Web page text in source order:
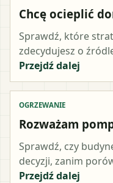
Chcę ocieplić
Sprawdź, które
zdecydujesz o
Przejdź dalej
OGRZEWANIE
Rozważam
Sprawdź, czy
decyzji, zanim
Przejdź dalej